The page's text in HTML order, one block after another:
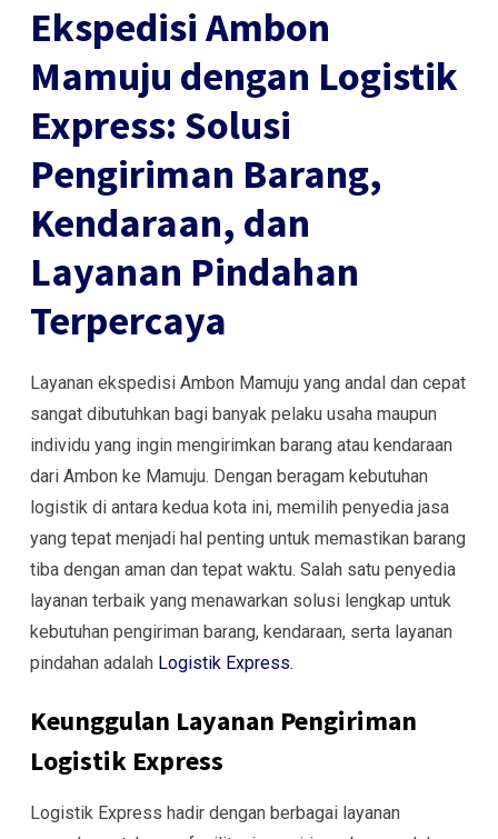
Ekspedisi Ambon
Mamuju dengan Logistik
Express: Solusi
Pengiriman Barang,
Kendaraan, dan
Layanan Pindahan
Terpercaya
Layanan ekspedisi Ambon Mamuju yang andal dan cepat
sangat dibutuhkan bagi banyak pelaku usaha maupun
individu yang ingin mengirimkan barang atau kendaraan
dari Ambon ke Mamuju. Dengan beragam kebutuhan
logistik di antara kedua kota ini, memilih penyedia jasa
yang tepat menjadi hal penting untuk memastikan barang
tiba dengan aman dan tepat waktu. Salah satu penyedia
layanan terbaik yang menawarkan solusi lengkap untuk
kebutuhan pengiriman barang, kendaraan, serta layanan
pindahan adalah Logistik Express.
Keunggulan Layanan Pengiriman
Logistik Express
Logistik Express hadir dengan berbagai layanan